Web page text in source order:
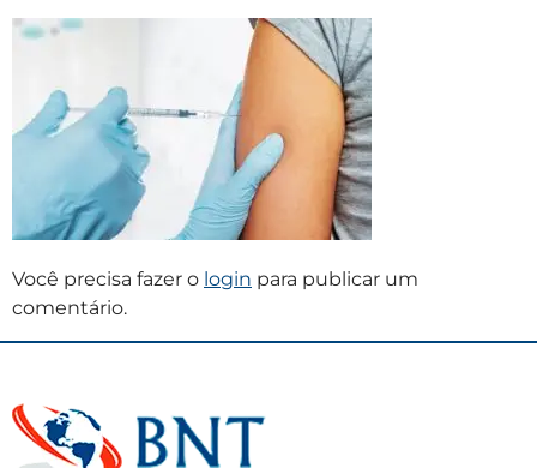
Você precisa fazer o login para publicar um
comentário.